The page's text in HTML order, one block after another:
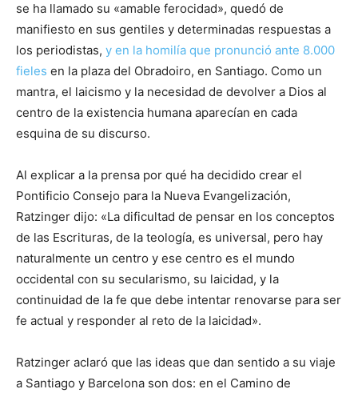
se ha llamado su «amable ferocidad», quedó de
manifiesto en sus gentiles y determinadas respuestas a
los periodistas, y en la homilía que pronunció ante 8.000
fieles en la plaza del Obradoiro, en Santiago. Como un
mantra, el laicismo y la necesidad de devolver a Dios al
centro de la existencia humana aparecían en cada
esquina de su discurso.
Al explicar a la prensa por qué ha decidido crear el
Pontificio Consejo para la Nueva Evangelización,
Ratzinger dijo: «La dificultad de pensar en los conceptos
de las Escrituras, de la teología, es universal, pero hay
naturalmente un centro y ese centro es el mundo
occidental con su secularismo, su laicidad, y la
continuidad de la fe que debe intentar renovarse para ser
fe actual y responder al reto de la laicidad».
Ratzinger aclaró que las ideas que dan sentido a su viaje
a Santiago y Barcelona son dos: en el Camino de